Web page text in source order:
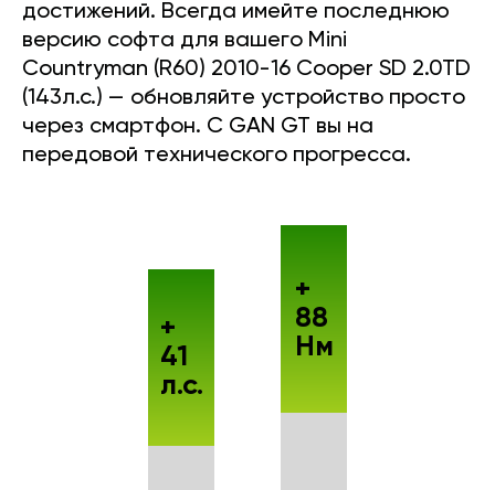
достижений. Всегда имейте последнюю
версию софта для вашего Mini
Countryman (R60) 2010-16 Cooper SD 2.0TD
(143л.с.) — обновляйте устройство просто
через смартфон. С GAN GT вы на
передовой технического прогресса.
+
41
л.с.
+
88
Нм